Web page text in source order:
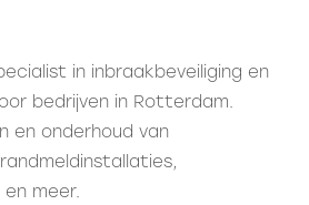
in inbraakbeveiliging en
bedrijven in Rotterdam.
en onderhoud van
meer.